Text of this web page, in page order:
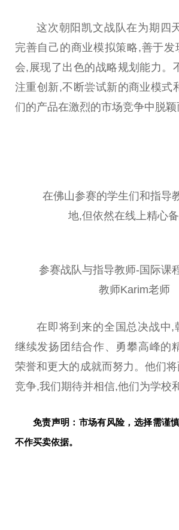
这次朝阳凯文战队在为期四
完善自己的商业模拟策略,善于发
会,展现了出色的战略规划能力。
注重创新,不断尝试新的商业模式
们的产品在激烈的市场竞争中脱颖
在佛山参赛的学生们和指导
地,但依然在线上精心备
参赛战队与指导教师-国际课
教师Karim老师
在即将到来的全国总决战中,
继续发扬团结合作、勇攀高峰的
荣誉和更大的成就而努力。他们
竞争,我们期待并相信,他们为学校
免责声明：市场有风险，选择需谨
不作买卖依据。